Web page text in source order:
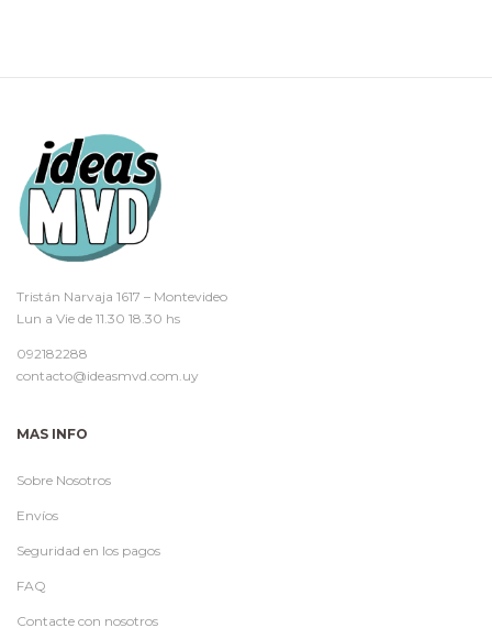
Tristán Narvaja 1617 – Montevideo
Lun a Vie de 11.30 18.30 hs
092182288
contacto@ideasmvd.com.uy
MAS INFO
Sobre Nosotros
Envíos
Seguridad en los pagos
FAQ
Contacte con nosotros